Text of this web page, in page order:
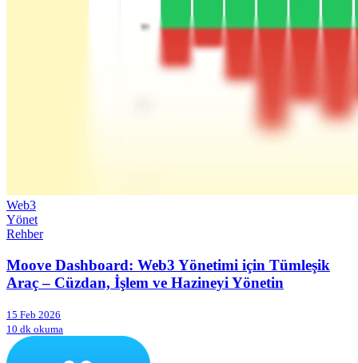
Web3
Yönet
Rehber
Moove Dashboard: Web3 Yönetimi için Tümleşik
Araç – Cüzdan, İşlem ve Hazineyi Yönetin
15 Feb 2026
10 dk okuma